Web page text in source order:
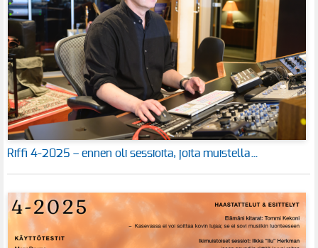
Riffi 4-2025 – ennen oli sessioita, joita muistella…